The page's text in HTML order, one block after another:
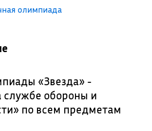
олимпиада
«Звезда» -
службе обороны и
по всем предметам